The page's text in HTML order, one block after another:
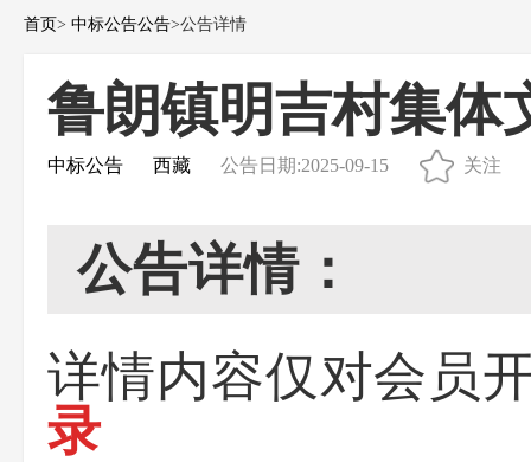
首页> 中标公告公告>公告详情
鲁朗镇明吉村集体
中标公告 西藏 公告日期:2025-09-15 关注
公告详情：
详情内容仅对会员
录